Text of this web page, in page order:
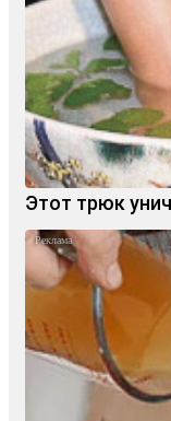
Этот трюк